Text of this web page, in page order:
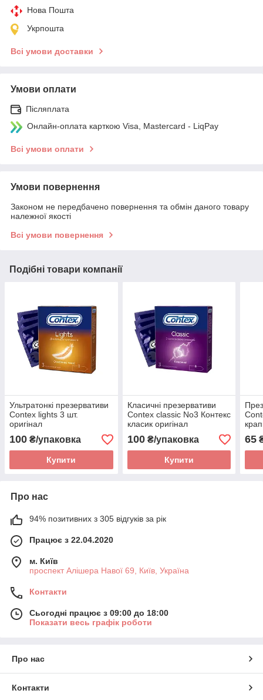
Нова Пошта
Укрпошта
Всі умови доставки
Умови оплати
Післяплата
Онлайн-оплата карткою Visa, Mastercard - LiqPay
Всі умови оплати
Умови повернення
Законом не передбачено повернення та обмін даного товару
належної якості
Всі умови повернення
Подібні товари компанії
Ультратонкі презервативи
Contex lights 3 шт.
оригінал
100 ₴/упаковка
Купити
Класичні презервативи
Contex classic No3 Контекс
класик оригінал
100₴/упаковка
Купити
65
Про нас
94% позитивних з 305 відгуків за рік
Працює з 22.04.2020
м. Київ
проспект Алішера Навої 69, Київ, Україна
Контакти
Сьогодні працює з 09:00 до 18:00
Показати весь графік роботи
Про нас
Контакти